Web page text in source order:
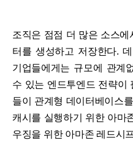
조직은 점점 더 많은 소스에
터를 생성하고 저장한다.
기업들에게는 규모에 관계
수 있는 엔드투엔드 전략이
들이 관계형 데이터베이스
캐시를 실행하기 위한 아마
우징을 위한 아마존 레드시